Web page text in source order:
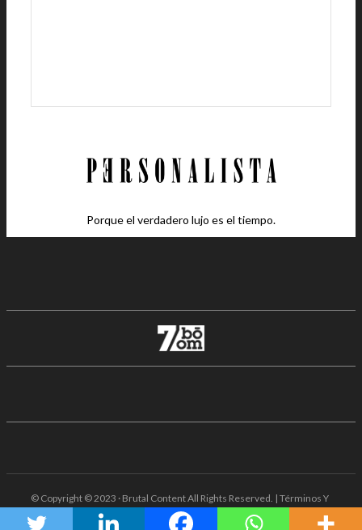
Porque el verdadero lujo es el tiempo.
© Copyright © 2023 · Brutal Content All Rights Reserved. | Términos Y
Condiciones · Aviso De Privacidad